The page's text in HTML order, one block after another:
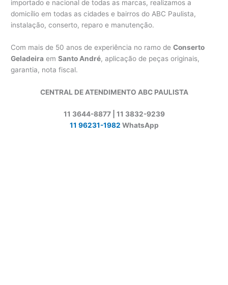
importado e nacional de todas as marcas, realizamos a
domicílio em todas as cidades e bairros do ABC Paulista,
instalação, conserto, reparo e manutenção.
Com mais de 50 anos de experiência no ramo deConserto
Geladeira emSanto André, aplicação de peças originais,
garantia, nota fiscal.
CENTRAL DE ATENDIMENTO ABC PAULISTA
11 3644-8877 | 11 3832-9239
11 96231-1982 WhatsApp